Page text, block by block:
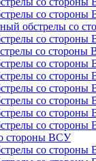
со
обстрелы со
со
со стороны
со
со
со
со
со
со
стороны ВСУ
со